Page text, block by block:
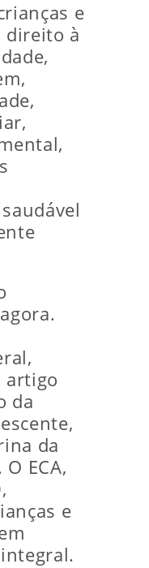
e
direito à
artigo
da
da
ECA,
e